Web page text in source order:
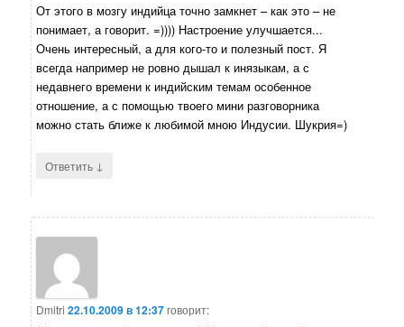
От этого в мозгу индийца точно замкнет – как это – не
понимает, а говорит. =)))) Настроение улучшается...
Очень интересный, а для кого-то и полезный пост. Я
всегда например не ровно дышал к инязыкам, а с
недавнего времени к индийским темам особенное
отношение, а с помощью твоего мини разговорника
можно стать ближе к любимой мною Индусии. Шукрия=)
Ответить ↓
Dmitri 22.10.2009 в 12:37говорит: